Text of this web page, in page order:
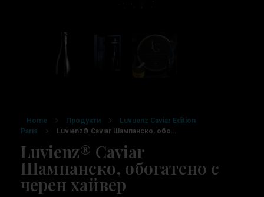
Home Продукти
Luvuenz Caviar Edition
Paris
Luvienz® Caviar Шампанско, обо...
Luvienz® Caviar
Шампанско, обогатено с
черен хайвер